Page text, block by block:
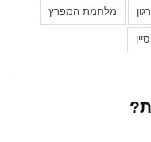
מלחמת המפרץ